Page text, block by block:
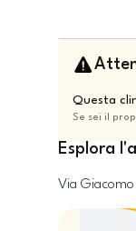
Questa
Se sei il
Esplora
Via